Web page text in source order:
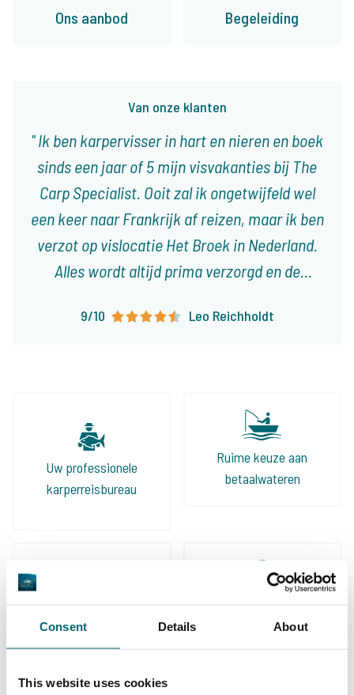
Consent Details About
This website uses cookies
Van onze klanten
Ik ben karpervisser in hart en nieren en boek
sinds een jaar of 5 mijn visvakanties bij The
Carp Specialist. Ooit zal ik ongetwijfeld wel
een keer naar Frankrijk af reizen, maar ik ben
verzot op vislocatie Het Broek in Nederland.
Alles wordt altijd prima verzorgd en de
overzichtelijk. Er staan al weer verschillende
9/10 Leo Reichholdt
Ons aanbod Begeleiding
Uw professionele
karperreisbureau
Ruime keuze aan
betaalwateren
Al 152.910 tevreden
vissers geholpen
community